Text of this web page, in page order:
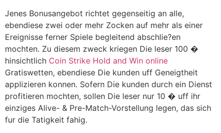
Jenes Bonusangebot richtet gegenseitig an alle,
ebendiese zwei oder mehr Zocken auf mehr als einer
Ereignisse ferner Spiele begleitend abschlie?en
mochten. Zu diesem zweck kriegen Die leser 100 �
hinsichtlich Coin Strike Hold and Win online
Gratiswetten, ebendiese Die kunden uff Geneigtheit
applizieren konnen. Sofern Die kunden durch ein Dienst
profitieren mochten, sollen Die leser nur 10 � uff ihr
einziges Alive- & Pre-Match-Vorstellung legen, das sich
fur die Tatigkeit fahig.